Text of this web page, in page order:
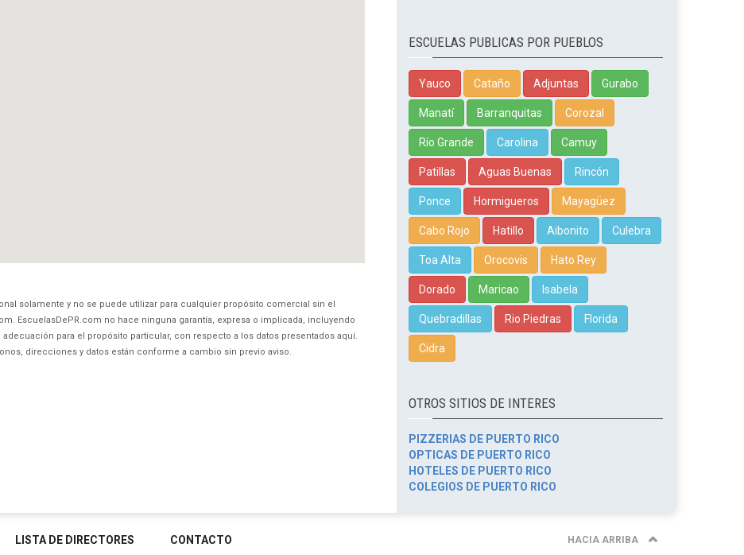
solamente y no se puede utilizar para cualquier propósito comercial sin el
EscuelasDePR.com no hace ninguna garantía, expresa o implicada, incluyendo
para el propósito particular, con respecto a los datos presentados aquí.
direcciones y datos están conforme a cambio sin previo aviso.
ESCUELAS PUBLICAS POR PUEBLOS
Yauco Cataño Adjuntas Gurabo
Manatí Barranquitas Corozal
Río Grande Carolina Camuy
Patillas Aguas Buenas Rincón
Ponce Hormigueros Mayagüez
Cabo Rojo Hatillo Aibonito Culebra
Toa Alta Orocovis Hato Rey
Dorado Maricao Isabela
Quebradillas Rio Piedras Florida
Cidra
OTROS SITIOS DE INTERES
PIZZERIAS DE PUERTO RICO
OPTICAS DE PUERTO RICO
HOTELES DE PUERTO RICO
COLEGIOS DE PUERTO RICO
LISTA DE DIRECTORES CONTACTO HACIA ARRIBA